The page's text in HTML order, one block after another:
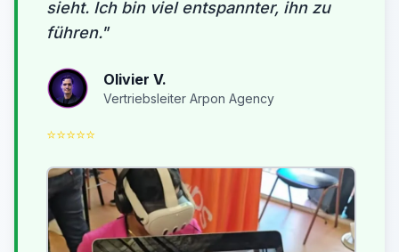
sieht. Ich bin viel entspannter, ihn zu
führen."
Olivier V.
Vertriebsleiter Arpon Agency
⭐⭐⭐⭐⭐